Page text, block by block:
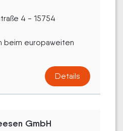
4 - 15754
beim europaweiten
Details
GmbH